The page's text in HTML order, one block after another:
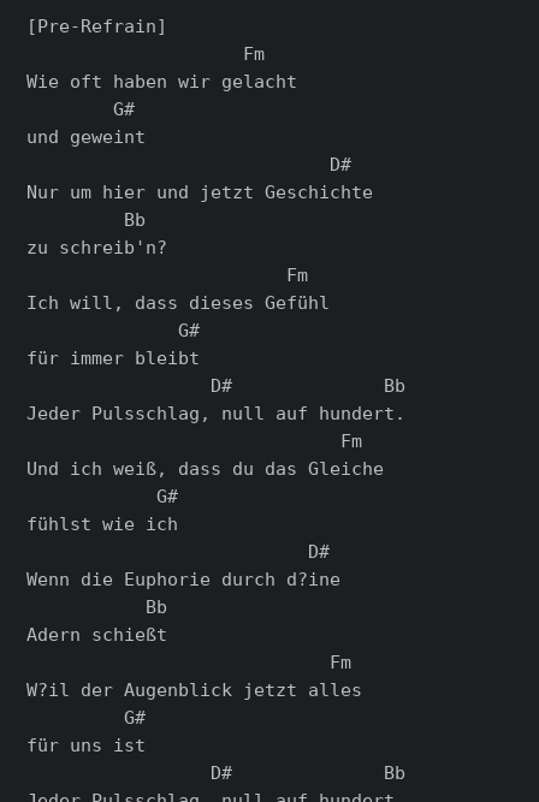
[Pre-Refrain]
                    Fm
Wie oft haben wir gelacht
        G#
und geweint
                            D#
Nur um hier und jetzt Geschichte
         Bb
zu schreib'n?
                        Fm
Ich will, dass dieses Gefühl
              G#
für immer bleibt
                 D#              Bb
Jeder Pulsschlag, null auf hundert.
                             Fm
Und ich weiß, dass du das Gleiche
            G#
fühlst wie ich
                          D#
Wenn die Euphorie durch d?ine
           Bb
Adern schießt
                            Fm
W?il der Augenblick jetzt alles
         G#
für uns ist
                 D#              Bb